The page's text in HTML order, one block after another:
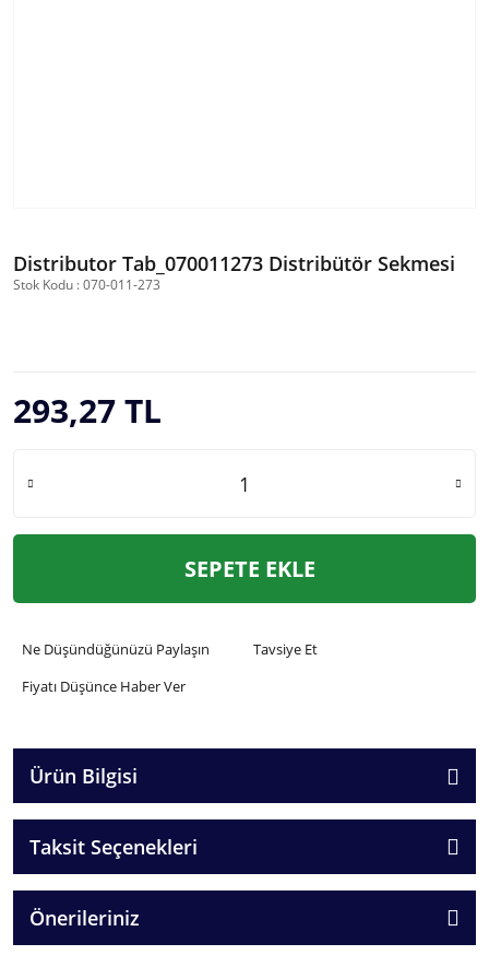
Distributor Tab_070011273 Distribütör Sekmesi
Stok Kodu : 070-011-273
293,27 TL
SEPETE EKLE
Ne Düşündüğünüzü Paylaşın
Tavsiye Et
Fiyatı Düşünce Haber Ver
Ürün Bilgisi
Taksit Seçenekleri
Önerileriniz